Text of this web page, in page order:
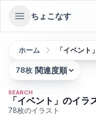
Open sidebar
ちょこなす
ホーム 「イベント
78枚
並び替え:
SEARCH
「イベント」のイラ
78枚のイラスト